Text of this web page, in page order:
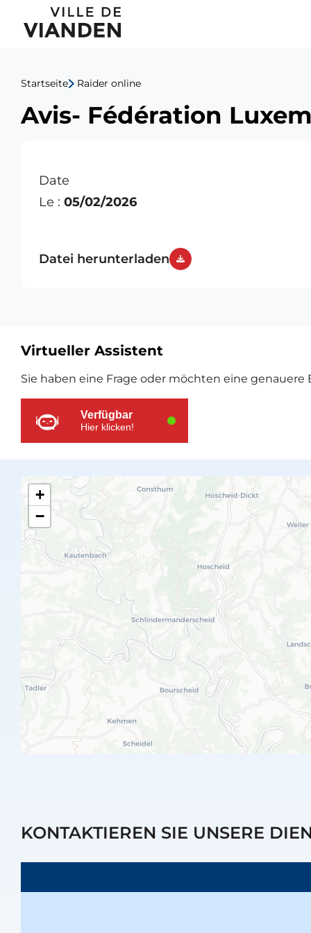
Avis-
Fédération
Luxembourgeoise
des
Sportifs
Hauptnavigationsmenü
Startseite Raider online
Avis- Fédération
Date
Le : 05/02/2026
Datei herunterladen
Zusätzliche
Ressourcen
Virtueller Assistent
Sie haben eine Frage oder möchten eine
Verfügbar
Hier klicken!
+
−
KONTAKTIEREN SIE UNSERE